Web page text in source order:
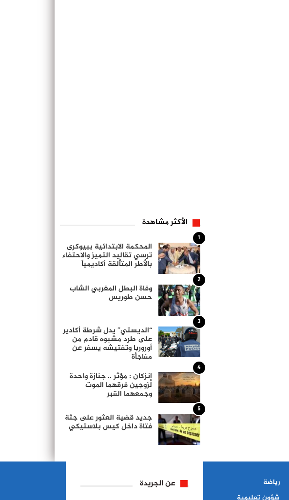
الأكثر مشاهدة
1
المحكمة الابتدائية ببيوكرى
ترسي تقاليد التميز والاحتفاء
بالأطر المتألقة أكاديمياً
2
وفاة البطل المغربي الشاب
حسن طوريس
3
“الديستي” يدل شرطة أكادير
على طرد مشبوه قادم من
أوروربا وتفتيشه يسفر عن
مفاجأة
4
إنزكان : مؤثر .. جنازة واحدة
لزوجين فرقهما الموت
وجمعهما القبر
5
جديد قضية العثور على جثة
فتاة داخل كيس بلاستيكي
رياضة
شؤون تعليمية
عن الجريدة